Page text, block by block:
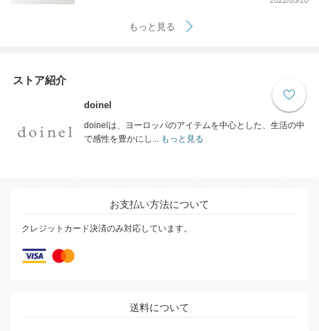
もっと見る
ストア紹介
doinel
doinelは、ヨーロッパのアイテムを中心とした、生活の中
で感性を豊かにし...もっと見る
お支払い方法について
クレジットカード決済のみ対応しています。
送料について